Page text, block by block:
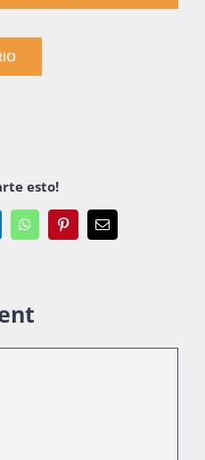
esto!
WhatsAppPinterestEmail